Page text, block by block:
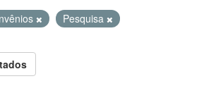
Pesquisa